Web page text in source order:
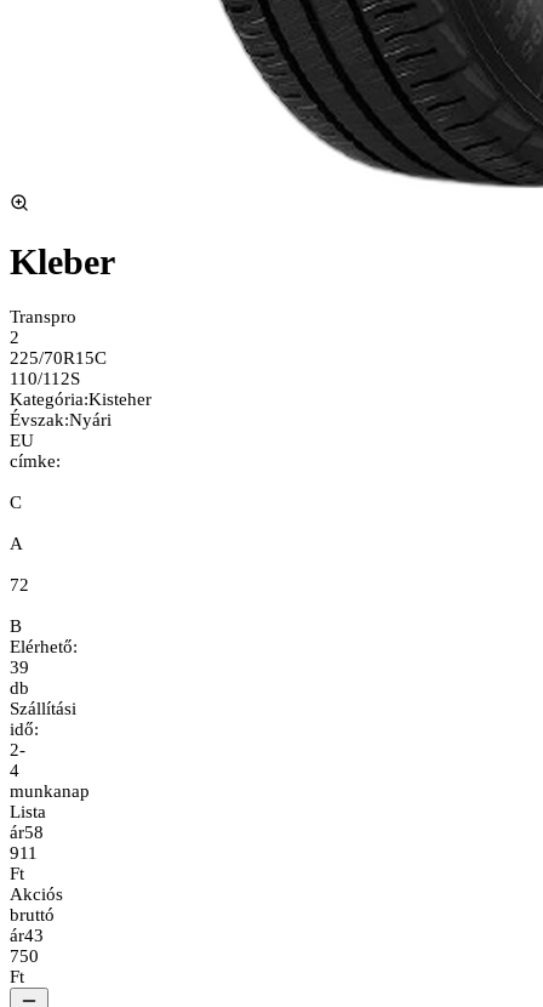
Kleber
Transpro
2
225/70R15C
110/112S
Kategória:Kisteher
Évszak:Nyári
EU
címke:
C
A
72
B
Elérhető:
39
db
Szállítási
idő:
2-
4
munkanap
Lista
ár58
911
Ft
Akciós
bruttó
ár43
750
Ft